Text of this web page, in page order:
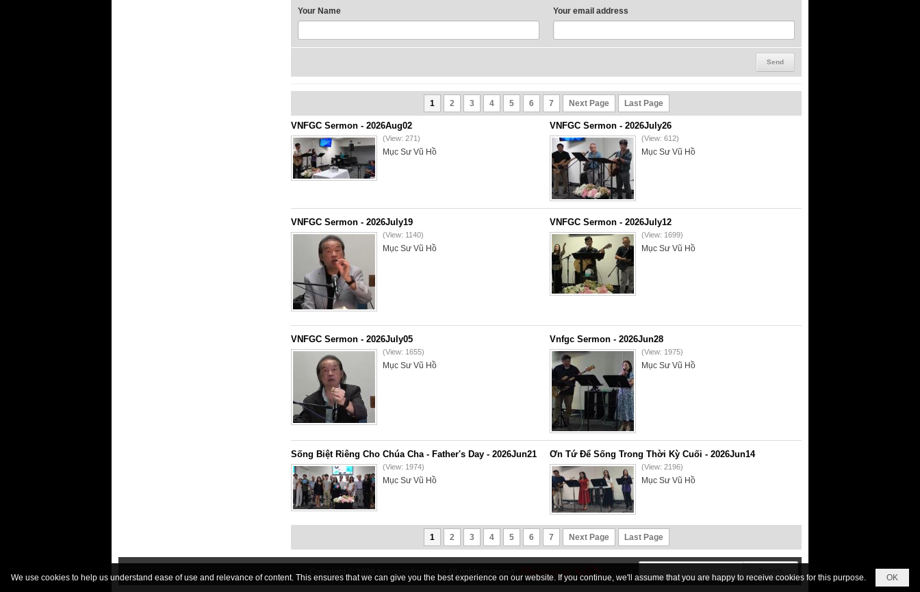
Your Name Your email address
1 2 3 4 5 6 7 Next Page Last Page
VNFGC Sermon - 2026Aug02
(View: 271)
Mục Sư Vũ Hồ
VNFGC Sermon - 2026July26
(View: 612)
Mục Sư Vũ Hồ
VNFGC Sermon - 2026July19
(View: 1140)
Mục Sư Vũ Hồ
VNFGC Sermon - 2026July12
(View: 1699)
Mục Sư Vũ Hồ
VNFGC Sermon - 2026July05
(View: 1655)
Mục Sư Vũ Hồ
Vnfgc Sermon - 2026Jun28
(View: 1975)
Mục Sư Vũ Hồ
Sống Biệt Riêng Cho Chúa Cha - Father's Day - 2026Jun21
(View: 1974)
Mục Sư Vũ Hồ
Ơn Tứ Để Sống Trong Thời Kỳ Cuối - 2026Jun14
(View: 2196)
Mục Sư Vũ Hồ
1 2 3 4 5 6 7 Next Page Last Page
Copyright © 2026 tiengnoichanly.org All rights reserved
OK
We use cookies to help us understand ease of use and relevance of content. This ensures that we can give you the best experience on our website. If you continue, we'll assume that you are happy to receive cookies for this purpose.